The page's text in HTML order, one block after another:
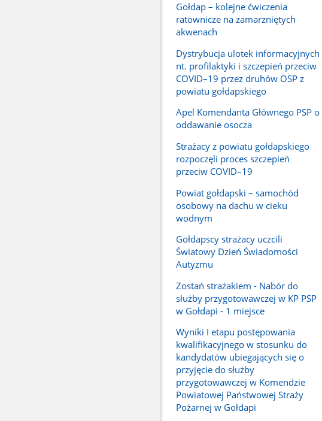
Gołdap – kolejne ćwiczenia
ratownicze na zamarzniętych
akwenach
Dystrybucja ulotek informacyjnych
nt. profilaktyki i szczepień przeciw
COVID–19 przez druhów OSP z
powiatu gołdapskiego
Apel Komendanta Głównego PSP o
oddawanie osocza
Strażacy z powiatu gołdapskiego
rozpoczęli proces szczepień
przeciw COVID–19
Powiat gołdapski – samochód
osobowy na dachu w cieku
wodnym
Gołdapscy strażacy uczcili
Światowy Dzień Świadomości
Autyzmu
Zostań strażakiem - Nabór do
służby przygotowawczej w KP PSP
w Gołdapi - 1 miejsce
Wyniki I etapu postępowania
kwalifikacyjnego w stosunku do
kandydatów ubiegających się o
przyjęcie do służby
przygotowawczej w Komendzie
Powiatowej Państwowej Straży
Pożarnej w Gołdapi